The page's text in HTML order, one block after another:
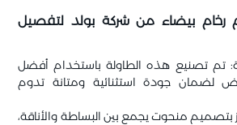
رخام بيضاء من شركة بولد لتفصيل
تم تصنيع هذه الطاولة باستخدام أفضل
لضمان جودة استثنائية ومتانة تدوم
بتصميم منحوت يجمع بين البساطة والأناقة،